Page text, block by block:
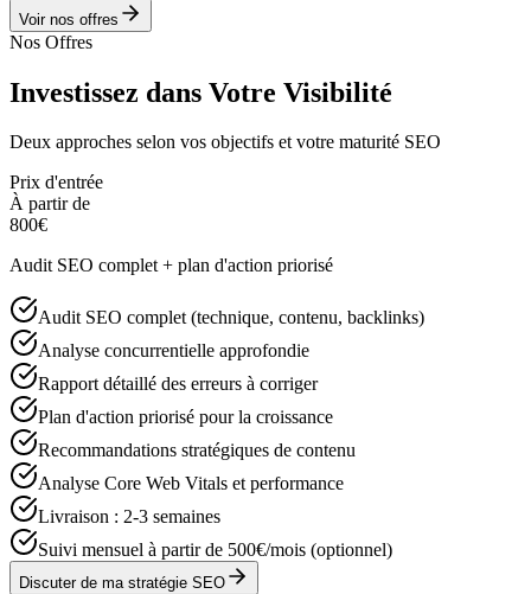
Voir nos offres
Nos Offres
Investissez dans Votre Visibilité
Deux approches selon vos objectifs et votre maturité SEO
Prix d'entrée
À partir de
800€
Audit SEO complet + plan d'action priorisé
Audit SEO complet (technique, contenu, backlinks)
Analyse concurrentielle approfondie
Rapport détaillé des erreurs à corriger
Plan d'action priorisé pour la croissance
Recommandations stratégiques de contenu
Analyse Core Web Vitals et performance
Livraison : 2-3 semaines
Suivi mensuel à partir de 500€/mois (optionnel)
Discuter de ma stratégie SEO